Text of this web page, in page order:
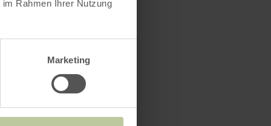
Rahmen Ihrer Nutzung
Marketing
ein